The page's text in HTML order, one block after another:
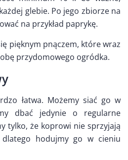
glebie. Po jego zbiorze na
na przykład paprykę.
pięknym pnączem, które wraz
przydomowego ogródka.
łatwa. Możemy siać go w
dbać jedynie o regularne
tylko, że koprowi nie sprzyjają
hodujmy go w cieniu